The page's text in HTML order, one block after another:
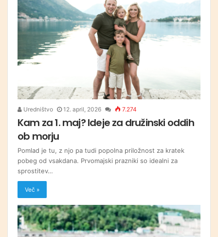
Uredništvo 12. april, 2026 7.274
Kam za 1. maj? Ideje za družinski oddih
ob morju
Pomlad je tu, z njo pa tudi popolna priložnost za kratek
pobeg od vsakdana. Prvomajski prazniki so idealni za
sprostitev…
Več »